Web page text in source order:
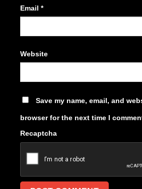
Email *
Website
Save my name, email, and
browser for the next time I
Recaptcha